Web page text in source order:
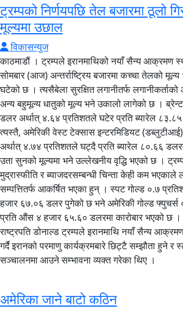
ट्रम्पको निर्णयपछि तेल बजारमा ठूलो
मूल्यमा उछाल
विकासन्युज
काठमाडौं । ट्रम्पले इरानमाथिको नयाँ सैन्य आक्रमण
सोमबार (आज) अन्तर्राष्ट्रिय बजारमा कच्चा तेलको
घटेको छ । त्यसैबेला सुरक्षित लगानीतर्फ
अन्य बहुमूल्य धातुको मूल्य भने उकालो लागेको छ ।
डलर अर्थात् ४.६४ प्रतिशतले घटेर प्रति ब्यारेल
त्यस्तै, अमेरिकी वेस्ट टेक्सास इन्टरमिडियट
अर्थात् ४.७४ प्रतिशतले घट्दै प्रति ब्यारेल ८०.६६
उता सुनको मूल्यमा भने उल्लेखनीय वृद्धि भएको छ ।
मुद्रास्फीति र ब्याजदरसम्बन्धी चिन्ता केही कम भएकाले
सम्पत्तितर्फ आकर्षित भएका हुन् । स्पट गोल्ड ०.७
हजार ६७.०६ डलर पुगेको छ भने अमेरिकी गोल्ड फ्युचर्स
प्रति औंस ४ हजार ६५.६० डलरमा कारोबार भएको छ
राष्ट्रपति डोनाल्ड ट्रम्पले इरानमाथि नयाँ सैन्य
गर्दै इरानको परमाणु कार्यक्रमबारे छिट्टै सम्झौता हुने र
सञ्चालनमा आउने सम्भावना व्यक्त गरेका थिए ।
अमेरिका जाने बाटो कठिन